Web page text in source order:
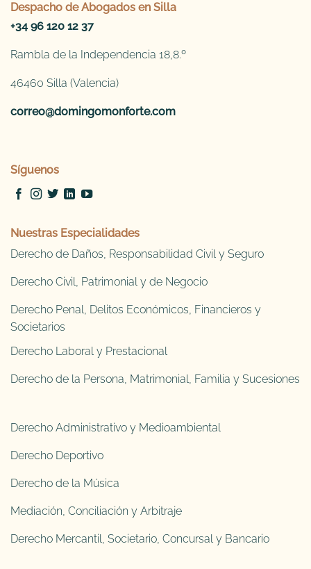
Despacho de Abogados en Silla
+34 96 120 12 37
Rambla de la Independencia 18,8.º
46460 Silla (Valencia)
correo@domingomonforte.com
Síguenos
Nuestras Especialidades
Derecho de Daños, Responsabilidad Civil y Seguro
Derecho Civil, Patrimonial y de Negocio
Derecho Penal, Delitos Económicos, Financieros y
Societarios
Derecho Laboral y Prestacional
Derecho de la Persona, Matrimonial, Familia y Sucesiones
Derecho Administrativo y Medioambiental
Derecho Deportivo
Derecho de la Música
Mediación, Conciliación y Arbitraje
Derecho Mercantil, Societario, Concursal y Bancario